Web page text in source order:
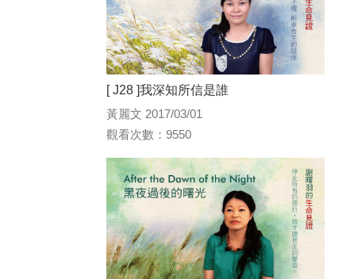
[ J28 ]我深知所信是誰
黃麗文 2017/03/01
觀看次數：9550